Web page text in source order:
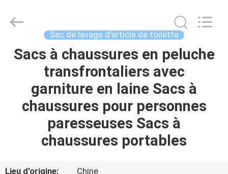
MAISON
PRODUITS
SUJET
Limited.
Sac de lavage d'article de toilette
Sacs à chaussures en peluche
transfrontaliers avec
garniture en laine Sacs à
chaussures pour personnes
paresseuses Sacs à
chaussures portables
Lieu d'origine:
Chine